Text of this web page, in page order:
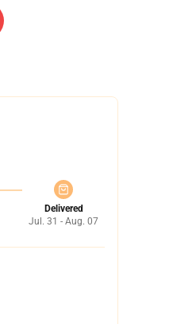
Delivered
Jul. 31 - Aug. 07